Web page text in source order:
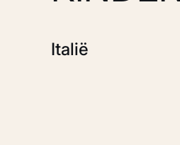
Italië